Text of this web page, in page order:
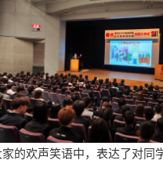
的欢声笑语中，表达了对同